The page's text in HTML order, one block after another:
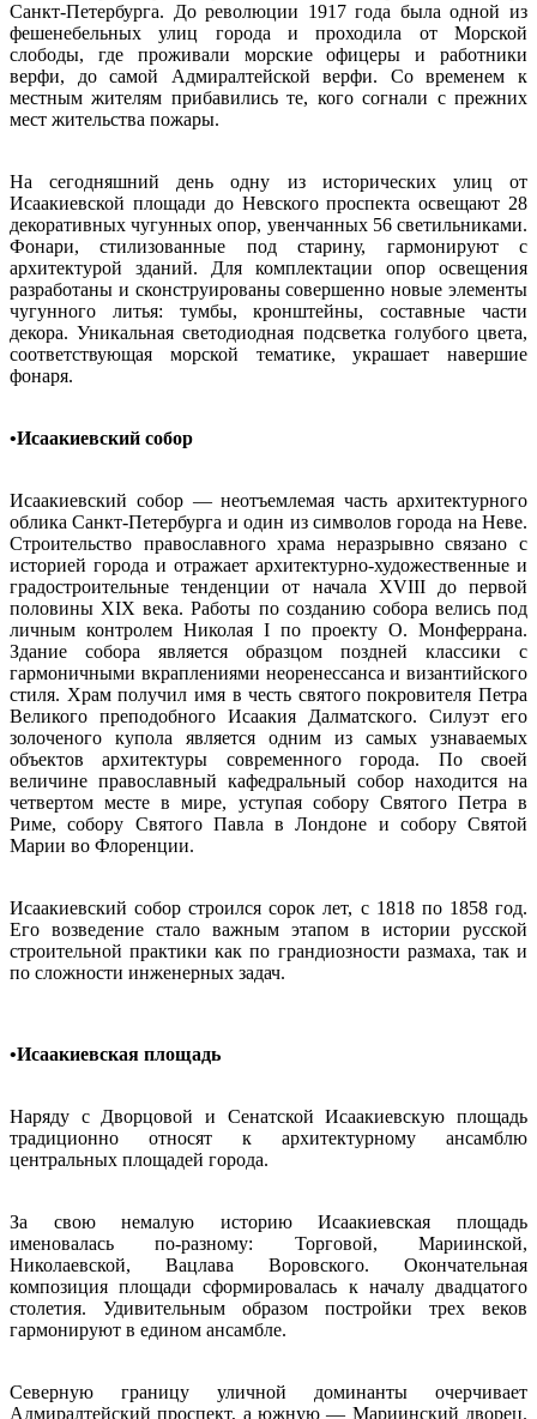
Санкт-Петербурга. До революции 1917 года была одной из
фешенебельных улиц города и проходила от Морской
слободы, где проживали морские офицеры и работники
верфи, до самой Адмиралтейской верфи. Со временем к
местным жителям прибавились те, кого согнали с прежних
мест жительства пожары.
На сегодняшний день одну из исторических улиц от
Исаакиевской площади до Невского проспекта освещают 28
декоративных чугунных опор, увенчанных 56 светильниками.
Фонари, стилизованные под старину, гармонируют с
архитектурой зданий. Для комплектации опор освещения
разработаны и сконструированы совершенно новые элементы
чугунного литья: тумбы, кронштейны, составные части
декора. Уникальная светодиодная подсветка голубого цвета,
соответствующая морской тематике, украшает навершие
фонаря.
•Исаакиевский собор
Исаакиевский собор — неотъемлемая часть архитектурного
облика Санкт-Петербурга и один из символов города на Неве.
Строительство православного храма неразрывно связано с
историей города и отражает архитектурно-художественные и
градостроительные тенденции от начала XVIII до первой
половины XIX века. Работы по созданию собора велись под
личным контролем Николая I по проекту О. Монферрана.
Здание собора является образцом поздней классики с
гармоничными вкраплениями неоренессанса и византийского
стиля. Храм получил имя в честь святого покровителя Петра
Великого преподобного Исаакия Далматского. Силуэт его
золоченого купола является одним из самых узнаваемых
объектов архитектуры современного города. По своей
величине православный кафедральный собор находится на
четвертом месте в мире, уступая собору Святого Петра в
Риме, собору Святого Павла в Лондоне и собору Святой
Марии во Флоренции.
Исаакиевский собор строился сорок лет, с 1818 по 1858 год.
Его возведение стало важным этапом в истории русской
строительной практики как по грандиозности размаха, так и
по сложности инженерных задач.
•Исаакиевская площадь
Наряду с Дворцовой и Сенатской Исаакиевскую площадь
традиционно относят к архитектурному ансамблю
центральных площадей города.
За свою немалую историю Исаакиевская площадь
именовалась по-разному: Торговой, Мариинской,
Николаевской, Вацлава Воровского. Окончательная
композиция площади сформировалась к началу двадцатого
столетия. Удивительным образом постройки трех веков
гармонируют в едином ансамбле.
Северную границу уличной доминанты очерчивает
Адмиралтейский проспект, а южную — Мариинский дворец.